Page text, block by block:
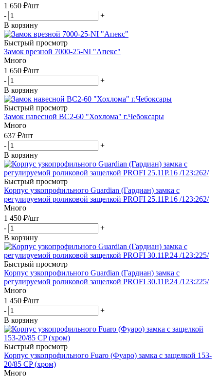
1 650 ₽/шт
-
+
В корзину
Быстрый просмотр
Замок врезной 7000-25-NI "Апекс"
Много
1 650 ₽/шт
-
+
В корзину
Быстрый просмотр
Замок навесной ВС2-60 "Хохлома" г.Чебоксары
Много
637 ₽/шт
-
+
В корзину
Быстрый просмотр
Корпус узкопрофильного Guardian (Гардиан) замка с
регулируемой роликовой защелкой PROFI 25.11P.16 /123:262/
Много
1 450 ₽/шт
-
+
В корзину
Быстрый просмотр
Корпус узкопрофильного Guardian (Гардиан) замка с
регулируемой роликовой защелкой PROFI 30.11P.24 /123:225/
Много
1 450 ₽/шт
-
+
В корзину
Быстрый просмотр
Корпус узкопрофильного Fuaro (Фуаро) замка с защелкой 153-
20/85 CP (хром)
Много